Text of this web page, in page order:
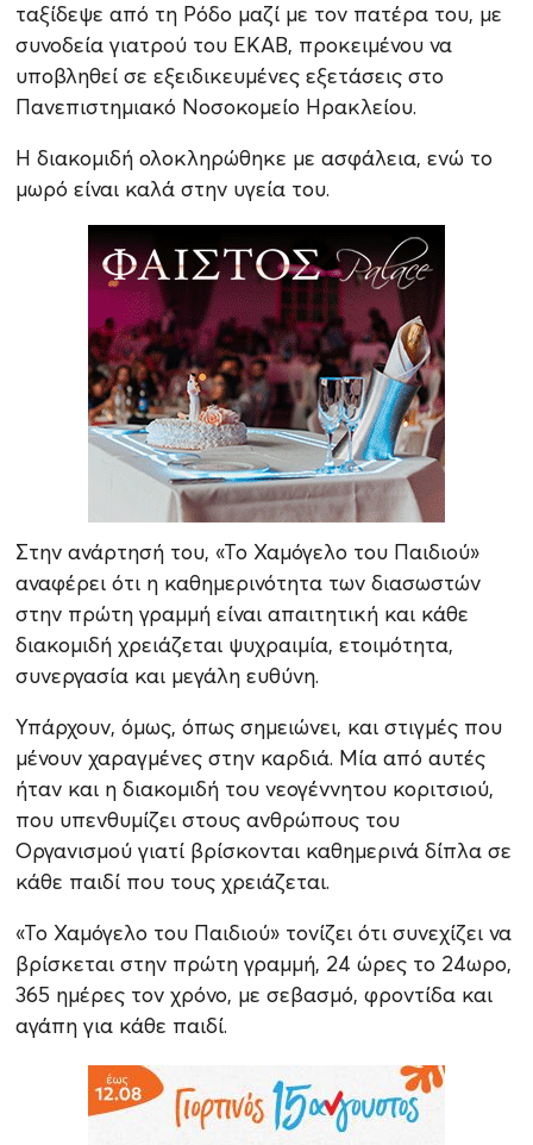
ταξίδεψε από τη Ρόδο μαζί με τον πατέρα του, με
συνοδεία γιατρού του ΕΚΑΒ, προκειμένου να
υποβληθεί σε εξειδικευμένες εξετάσεις στο
Πανεπιστημιακό Νοσοκομείο Ηρακλείου.
Η διακομιδή ολοκληρώθηκε με ασφάλεια, ενώ το
μωρό είναι καλά στην υγεία του.
Στην ανάρτησή του, «Το Χαμόγελο του Παιδιού»
αναφέρει ότι η καθημερινότητα των διασωστών
στην πρώτη γραμμή είναι απαιτητική και κάθε
διακομιδή χρειάζεται ψυχραιμία, ετοιμότητα,
συνεργασία και μεγάλη ευθύνη.
Υπάρχουν, όμως, όπως σημειώνει, και στιγμές που
μένουν χαραγμένες στην καρδιά. Μία από αυτές
ήταν και η διακομιδή του νεογέννητου κοριτσιού,
που υπενθυμίζει στους ανθρώπους του
Οργανισμού γιατί βρίσκονται καθημερινά δίπλα σε
κάθε παιδί που τους χρειάζεται.
«Το Χαμόγελο του Παιδιού» τονίζει ότι συνεχίζει να
βρίσκεται στην πρώτη γραμμή, 24 ώρες το 24ωρο,
365 ημέρες τον χρόνο, με σεβασμό, φροντίδα και
αγάπη για κάθε παιδί.